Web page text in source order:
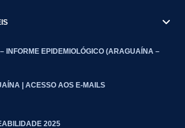
INFORME EPIDEMIOLÓGICO (ARAGUAÍNA –
| ACESSO AOS E-MAILS
2025